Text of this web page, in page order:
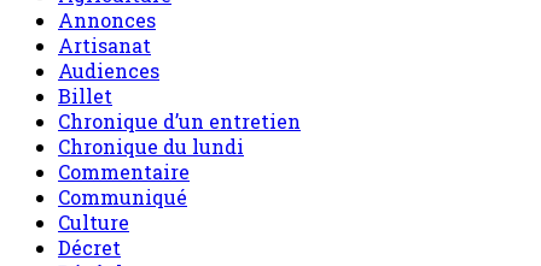
Annonces
Artisanat
Audiences
Billet
Chronique d’un entretien
Chronique du lundi
Commentaire
Communiqué
Culture
Décret